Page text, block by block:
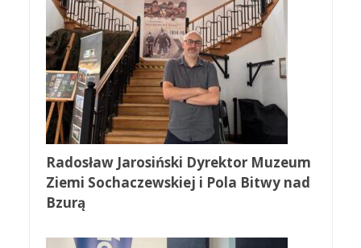
Radosław Jarosiński Dyrektor Muzeum
Ziemi Sochaczewskiej i Pola Bitwy nad
Bzurą